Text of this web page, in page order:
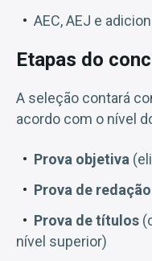
AEC, AEJ e
Etapas do
A seleção contará
acordo com o nível
Prova objetiva
Prova de redação
Prova de títulos
nível superior)